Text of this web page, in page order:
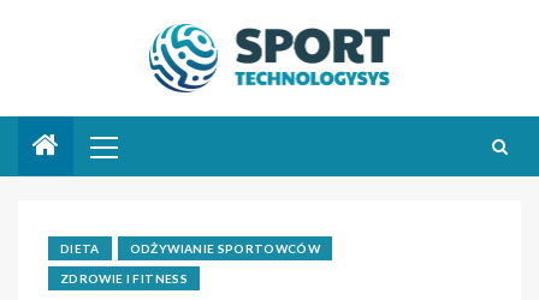
DIETA ODŻYWIANIE SPORTOWCÓW
ZDROWIE I FITNESS